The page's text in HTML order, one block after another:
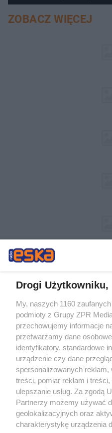
ZOBACZ WIĘCEJ
Żaden utwór zamieszczony w
rozpowszechniany lub dalej
tym także elektroniczny lub
eksploatacji w jakiejkolwiek formie,
Internecie bez pisemnej zgody
wykorzystanie utworów w całości
tzn. bez właściwej zgody, jest
ścigane prawnie.
Drogi Użytkowniku,
My, naszych 1160
podmioty z Grupy ZPR
przechowujemy informacje
przetwarzamy dane
identyfikatory, standardowe
urządzenie czy dane
spersonalizowanych
treści, pomiar reklam i
ulepszanie usług. Za zgodą
Partnerzy możemy używać
geolokalizacyjnych oraz
charakterystykę urządzenia